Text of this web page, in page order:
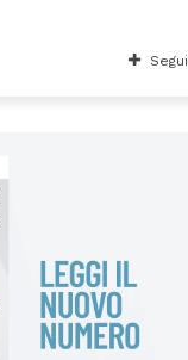
Segui